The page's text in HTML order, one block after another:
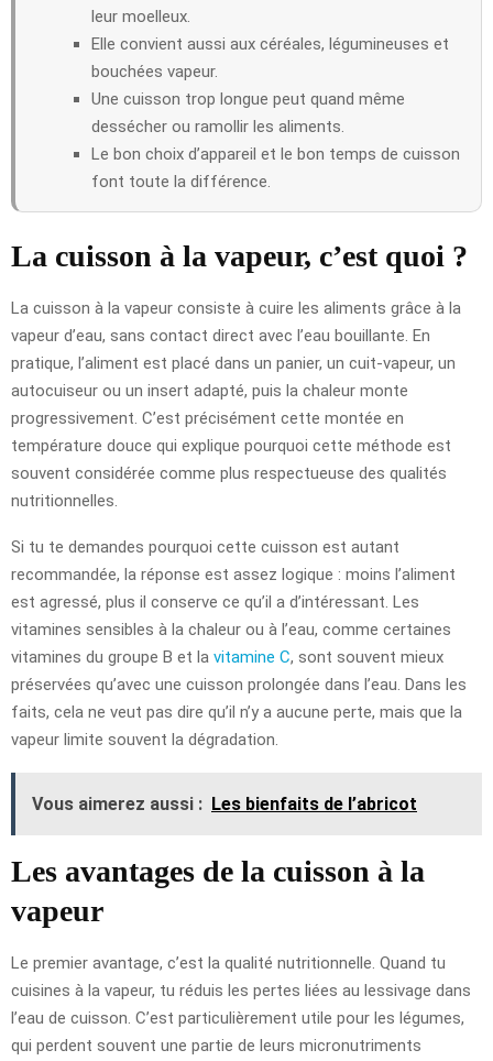
leur moelleux.
Elle convient aussi aux céréales, légumineuses et
bouchées vapeur.
Une cuisson trop longue peut quand même
dessécher ou ramollir les aliments.
Le bon choix d’appareil et le bon temps de cuisson
font toute la différence.
La cuisson à la vapeur, c’est quoi ?
La cuisson à la vapeur consiste à cuire les aliments grâce à la
vapeur d’eau, sans contact direct avec l’eau bouillante. En
pratique, l’aliment est placé dans un panier, un cuit-vapeur, un
autocuiseur ou un insert adapté, puis la chaleur monte
progressivement. C’est précisément cette montée en
température douce qui explique pourquoi cette méthode est
souvent considérée comme plus respectueuse des qualités
nutritionnelles.
Si tu te demandes pourquoi cette cuisson est autant
recommandée, la réponse est assez logique : moins l’aliment
est agressé, plus il conserve ce qu’il a d’intéressant. Les
vitamines sensibles à la chaleur ou à l’eau, comme certaines
vitamines du groupe B et la vitamine C, sont souvent mieux
préservées qu’avec une cuisson prolongée dans l’eau. Dans les
faits, cela ne veut pas dire qu’il n’y a aucune perte, mais que la
vapeur limite souvent la dégradation.
Vous aimerez aussi : Les bienfaits de l’abricot
Les avantages de la cuisson à la
vapeur
Le premier avantage, c’est la qualité nutritionnelle. Quand tu
cuisines à la vapeur, tu réduis les pertes liées au lessivage dans
l’eau de cuisson. C’est particulièrement utile pour les légumes,
qui perdent souvent une partie de leurs micronutriments